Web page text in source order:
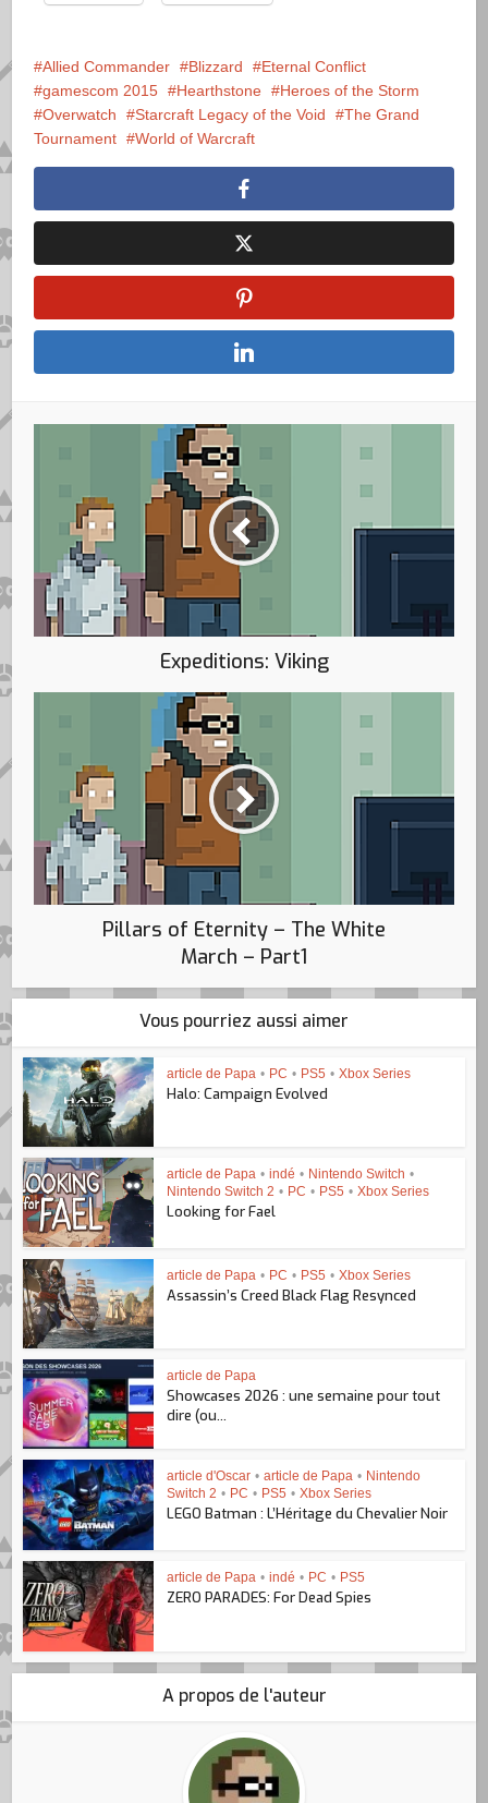
Allied Commander Blizzard
Eternal Conflict
gamescom 2015
Hearthstone
Heroes of the Storm
Overwatch
Starcraft Legacy of the Void
The Grand
Tournament
World of Warcraft
Expeditions: Viking
Pillars of Eternity – The White
March – Part1
Vous pourriez aussi aimer
article de Papa • PC • PS5 • Xbox Series
Halo: Campaign Evolved
article de Papa • indé • Nintendo Switch •
Nintendo Switch 2 • PC • PS5 • Xbox Series
Looking for Fael
article de Papa • PC • PS5 • Xbox Series
Assassin’s Creed Black Flag Resynced
article de Papa
Showcases 2026 : une semaine pour tout
dire (ou...
article d'Oscar • article de Papa • Nintendo
Switch 2 • PC • PS5 • Xbox Series
LEGO Batman : L’Héritage du Chevalier Noir
article de Papa • indé • PC • PS5
ZERO PARADES: For Dead Spies
A propos de l'auteur